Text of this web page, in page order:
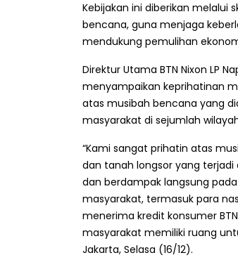
Kebijakan ini diberikan melalui
bencana, guna menjaga
mendukung pemulihan
Direktur Utama BTN Nixon LP
menyampaikan keprihatinan
atas musibah bencana yang
masyarakat di sejumlah
“Kami sangat prihatin atas
dan tanah longsor yang terjadi
dan berdampak langsung
masyarakat, termasuk para
menerima kredit konsumer
masyarakat memiliki ruang
Jakarta, Selasa (16/12).